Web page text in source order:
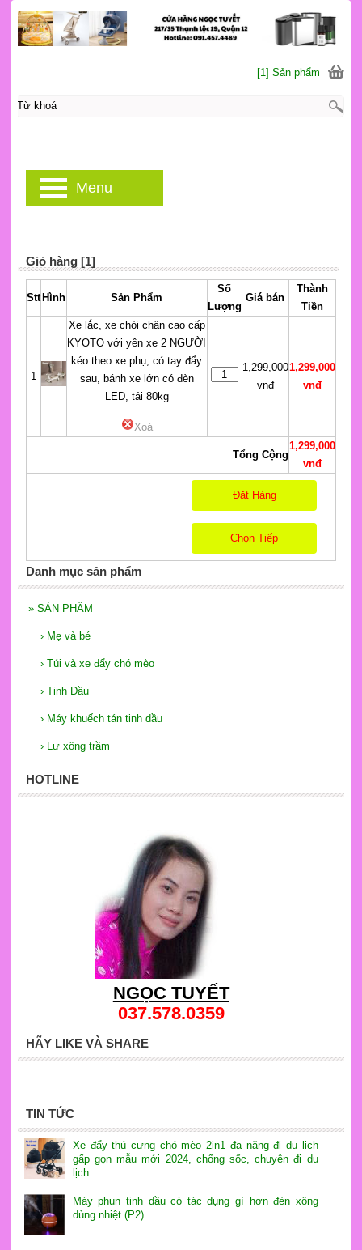
Giỏ hàng [1]
Stt Hình Sản Phẩm
Số
Lượng
Giá bán
Thành
Tiền
1
Xe lắc, xe chòi chân cao cấp
KYOTO với yên xe 2 NGƯỜI
kéo theo xe phụ, có tay đẩy
sau, bánh xe lớn có đèn
LED, tải 80kg
Xoá
1,299,000
vnđ
1,299,000
vnđ
Tổng Cộng
1,299,000
vnđ
Đặt Hàng
Chọn Tiếp
Danh mục sản phẩm
» SẢN PHẨM
› Mẹ và bé
› Túi và xe đẩy chó mèo
› Tinh Dầu
› Máy khuếch tán tinh dầu
› Lư xông trầm
HOTLINE
NGỌC TUYẾT
037.578.0359
HÃY LIKE VÀ SHARE
TIN TỨC
Xe đẩy thú cưng chó mèo 2in1 đa năng đi du lịch
gấp gọn mẫu mới 2024, chống sốc, chuyên đi du
lịch
Máy phun tinh dầu có tác dụng gì hơn đèn xông
dùng nhiệt (P2)
[1] Sản phẩm
Menu